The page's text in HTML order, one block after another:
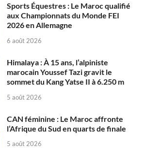
Sports Équestres : Le Maroc qualifié
aux Championnats du Monde FEI
2026 en Allemagne
6 août 2026
Himalaya : À 15 ans, l’alpiniste
marocain Youssef Tazi gravit le
sommet du Kang Yatse II à 6.250 m
5 août 2026
CAN féminine : Le Maroc affronte
l’Afrique du Sud en quarts de finale
5 août 2026